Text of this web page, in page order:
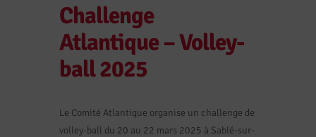
Challenge
Atlantique – Volley-
ball 2025
Le Comité Atlantique organise un challenge de
volley-ball du 20 au 22 mars 2025 à Sablé-sur-